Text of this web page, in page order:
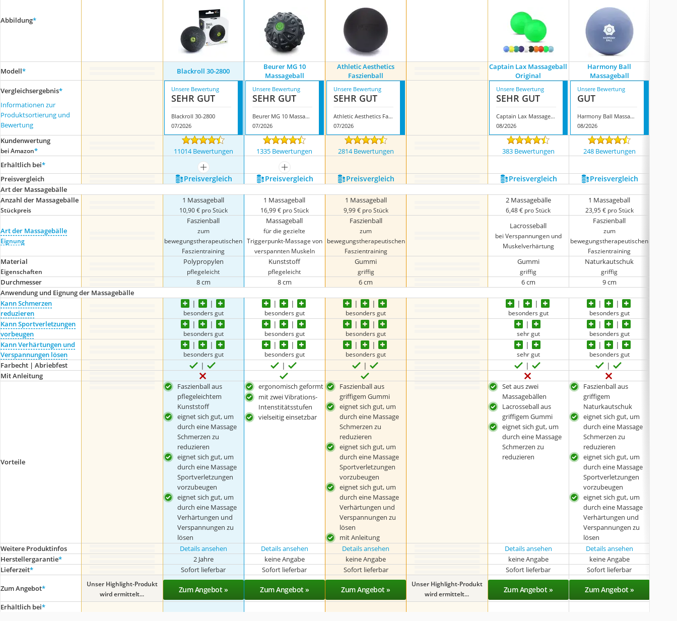
Abbildung*
Modell* Blackroll 30-2800
Beurer MG 10
Massageball
Athletic Aesthetics
Faszienball
Captain Lax Massageball
Original
Harmony Ball
Massageball
Vergleichsergebnis*
Informationen zur
Produktsortierung und
Bewertung
Unsere Bewertung
SEHR GUT
Blackroll 30-2800
07/2026
Unsere Bewertung
SEHR GUT
Beurer MG 10 Massageball
07/2026
Unsere Bewertung
SEHR GUT
Athletic Aesthetics Faszienball
07/2026
Unsere Bewertung
SEHR GUT
Captain Lax Massageball Original
08/2026
Unsere Bewertung
GUT
Harmony Ball Massageball
08/2026
Kundenwertung
bei Amazon* 11014 Bewertungen 1335 Bewertungen 2814 Bewertungen 383 Bewertungen 248 Bewertungen
Erhältlich bei*
mehr anzeigen
mehr anzeigen
Preis­vergleich
Preis­vergleich Preis­vergleich Preis­vergleich Preis­vergleich Preis­vergleich
Art der Massagebälle
Anzahl der Massagebälle
Stückpreis
1 Massageball
10,90 € pro Stück
1 Massageball
16,99 € pro Stück
1 Massageball
9,99 € pro Stück
2 Massagebälle
6,48 € pro Stück
1 Massageball
23,95 € pro Stück
Art der Massagebälle
Eignung
Faszienball
zum
bewegungstherapeutischen
Faszientraining
Massageball
für die gezielte
Triggerpunkt-Massage von
verspannten Muskeln
Faszienball
zum
bewegungstherapeutischen
Faszientraining
Lacrosseball
bei Verspannungen und
Muskelverhärtung
Faszienball
zum
bewegungstherapeutischen
Faszientraining
Material
Eigenschaften
Polypropylen
pflegeleicht
Kunststoff
pflegeleicht
Gummi
griffig
Gummi
griffig
Naturkautschuk
griffig
Durchmesser 8 cm 8 cm 6 cm 6 cm
9 cm
Anwendung und Eignung der Massagebälle
Kann Schmerzen
reduzieren
besonders gut besonders gut besonders gut besonders gut besonders gut
Kann Sportverletzungen
vorbeugen
besonders gut besonders gut besonders gut sehr gut besonders gut
Kann Verhärtungen und
Verspannungen lösen
besonders gut besonders gut besonders gut sehr gut besonders gut
Farbecht | Abriebfest
Mit Anleitung
Vorteile
Faszienball aus
pflegeleichtem
Kunststoff
eignet sich gut, um
durch eine Massage
Schmerzen zu
reduzieren
eignet sich gut, um
durch eine Massage
Sportverletzungen
vorzubeugen
eignet sich gut, um
durch eine Massage
Verhärtungen und
Verspannungen zu
lösen
ergonomisch geformt
mit zwei Vibrations-
Intenstitätsstufen
vielseitig einsetzbar
Faszienball aus
griffigem Gummi
eignet sich gut, um
durch eine Massage
Schmerzen zu
reduzieren
eignet sich gut, um
durch eine Massage
Sportverletzungen
vorzubeugen
eignet sich gut, um
durch eine Massage
Verhärtungen und
Verspannungen zu
lösen
mit Anleitung
Set aus zwei
Massagebällen
Lacrosseball aus
griffigem Gummi
eignet sich gut, um
durch eine Massage
Schmerzen zu
reduzieren
Faszienball aus
griffigem
Naturkautschuk
eignet sich gut, um
durch eine Massage
Schmerzen zu
reduzieren
eignet sich gut, um
durch eine Massage
Sportverletzungen
vorzubeugen
eignet sich gut, um
durch eine Massage
Verhärtungen und
Verspannungen zu
lösen
Weitere Produktinfos Details ansehen Details ansehen Details ansehen Details ansehen Details ansehen
Herstellergarantie* 2 Jahre keine Angabe keine Angabe keine Angabe keine Angabe
Lieferzeit* Sofort lieferbar Sofort lieferbar Sofort lieferbar Sofort lieferbar Sofort lieferbar
Zum Angebot*
Unser Highlight-Produkt
wird ermittelt...
Zum Angebot » Zum Angebot » Zum Angebot »
Unser Highlight-Produkt
wird ermittelt...
Zum Angebot » Zum Angebot »
Erhältlich bei*